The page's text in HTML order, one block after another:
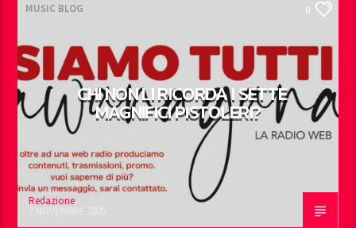
MUSIC BLOG 0
CHI NON LI RICORDA I SETTE
MAGNIFICI PISTOLERI?
Redazione